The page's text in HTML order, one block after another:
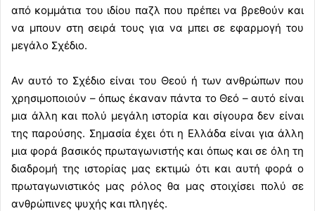
από κομμάτια του ιδίου παζλ που πρέπει να βρεθούν και
να μπουν στη σειρά τους για να μπει σε εφαρμογή του
μεγάλο Σχέδιο.
Αν αυτό το Σχέδιο είναι του Θεού ή των ανθρώπων που
χρησιμοποιούν – όπως έκαναν πάντα το Θεό – αυτό είναι
μια άλλη και πολύ μεγάλη ιστορία και σίγουρα δεν είναι
της παρούσης. Σημασία έχει ότι η Ελλάδα είναι για άλλη
μια φορά βασικός πρωταγωνιστής και όπως και σε όλη τη
διαδρομή της ιστορίας μας εκτιμώ ότι και αυτή φορά ο
πρωταγωνιστικός μας ρόλος θα μας στοιχίσει πολύ σε
ανθρώπινες ψυχής και πληγές.